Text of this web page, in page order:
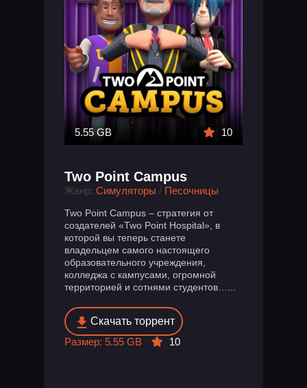
5.55 GB 10
Two Point Campus
Жанр: Симуляторы / Песочницы
Two Point Campus – стратегия от
создателей «Two Point Hospital», в
которой вы теперь станете
владельцем самого настоящего
образовательного учреждения,
колледжа с кампусами, огромной
территорией и сотнями студентов…...
Скачать торрент
Размер: 5.55 GB
10